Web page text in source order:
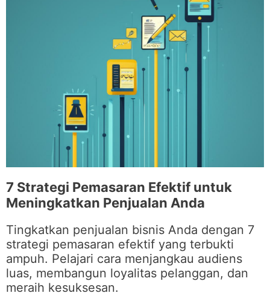
7 Strategi Pemasaran Efektif untuk
Meningkatkan Penjualan Anda
Tingkatkan penjualan bisnis Anda dengan 7
strategi pemasaran efektif yang terbukti
ampuh. Pelajari cara menjangkau audiens
luas, membangun loyalitas pelanggan, dan
meraih kesuksesan.